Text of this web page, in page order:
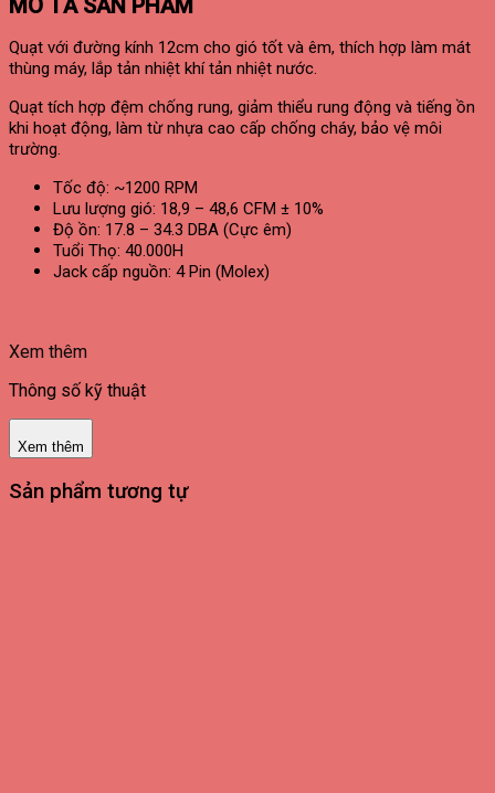
MÔ TẢ SẢN PHẨM
Quạt với đường kính 12cm cho gió tốt và êm, thích hợp làm mát
thùng máy, lắp tản nhiệt khí tản nhiệt nước.
Quạt tích hợp đệm chống rung, giảm thiểu rung động và tiếng ồn
khi hoạt động, làm từ nhựa cao cấp chống cháy, bảo vệ môi
trường.
Tốc độ: ~1200 RPM
Lưu lượng gió: 18,9 – 48,6 CFM ± 10%
Độ ồn: 17.8 – 34.3 DBA (Cực êm)
Tuổi Thọ: 40.000H
Jack cấp nguồn: 4 Pin (Molex)
Xem thêm
Thông số kỹ thuật
Xem thêm
Sản phẩm tương tự